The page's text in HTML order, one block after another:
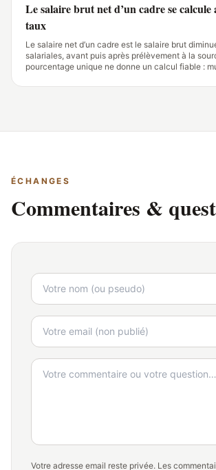
Le salaire brut net d’un cadre se calcule
taux
Le salaire net d’un cadre est le salaire brut
salariales, avant puis après prélèvement à la
pourcentage unique ne donne un calcul fiable :
font varier le montant versé
ÉCHANGES
Commentaires &
Votre adresse email reste privée. Les